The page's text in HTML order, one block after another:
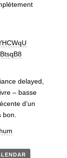
delayed,
– basse
d’un